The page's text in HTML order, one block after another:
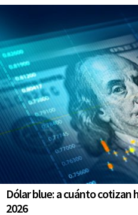
Dólar blue: a cuánto cotizan
2026